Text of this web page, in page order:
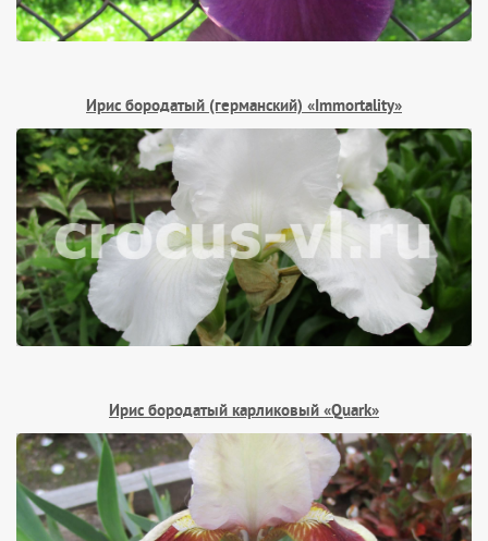
Ирис бородатый (германский) «Immortality»
Ирис бородатый карликовый «Quark»